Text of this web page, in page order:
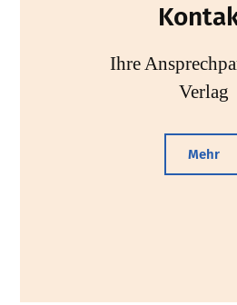
Ihre
Verlag
Mehr